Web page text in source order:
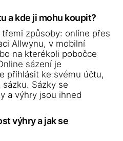
a kde ji mohu koupit?
způsoby: online přes
Allwynu, v mobilní
na kterékoli pobočce
sázení je
přihlásit ke svému účtu,
Sázky se
a výhry jsou ihned
výhry a jak se